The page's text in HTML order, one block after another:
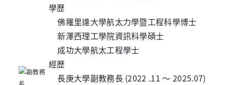
學歷
佛羅里達大學航太力學暨工程科學博士
新澤西理工學院資訊科學碩士
成功大學航太工程學士
經歷
長庚大學副教務長 (2022 .11 ～ 2025.07)